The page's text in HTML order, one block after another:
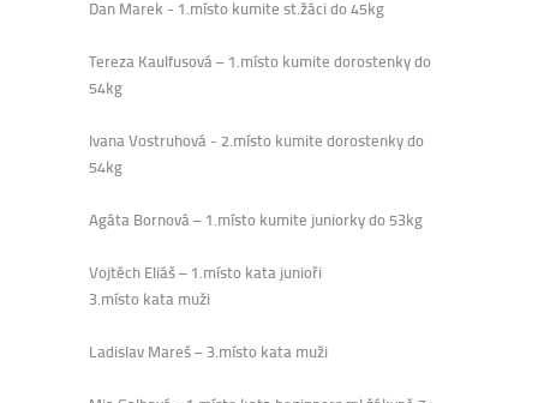
Dan Marek - 1.místo kumite st.žáci do 45kg
Tereza Kaulfusová – 1.místo kumite dorostenky do
54kg
Ivana Vostruhová - 2.místo kumite dorostenky do
54kg
Agáta Bornová – 1.místo kumite juniorky do 53kg
Vojtěch Eliáš – 1.místo kata junioři
3.místo kata muži
Ladislav Mareš – 3.místo kata muži